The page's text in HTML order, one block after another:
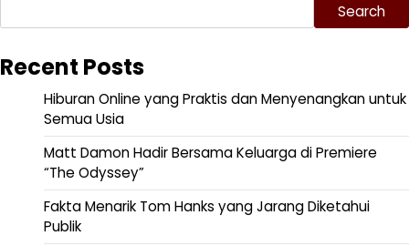
Search
Recent Posts
Hiburan Online yang Praktis dan Menyenangkan untuk
Semua Usia
Matt Damon Hadir Bersama Keluarga di Premiere
“The Odyssey”
Fakta Menarik Tom Hanks yang Jarang Diketahui
Publik